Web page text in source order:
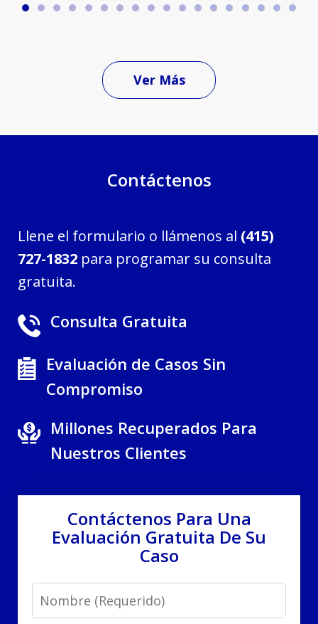
Ver Más
Contáctenos
Llene el formulario o llámenos al (415)
727-1832 para programar su consulta
gratuita.
Consulta Gratuita
Evaluación de Casos Sin
Compromiso
Millones Recuperados Para
Nuestros Clientes
Contáctenos Para Una
Evaluación Gratuita De Su
Caso
Name